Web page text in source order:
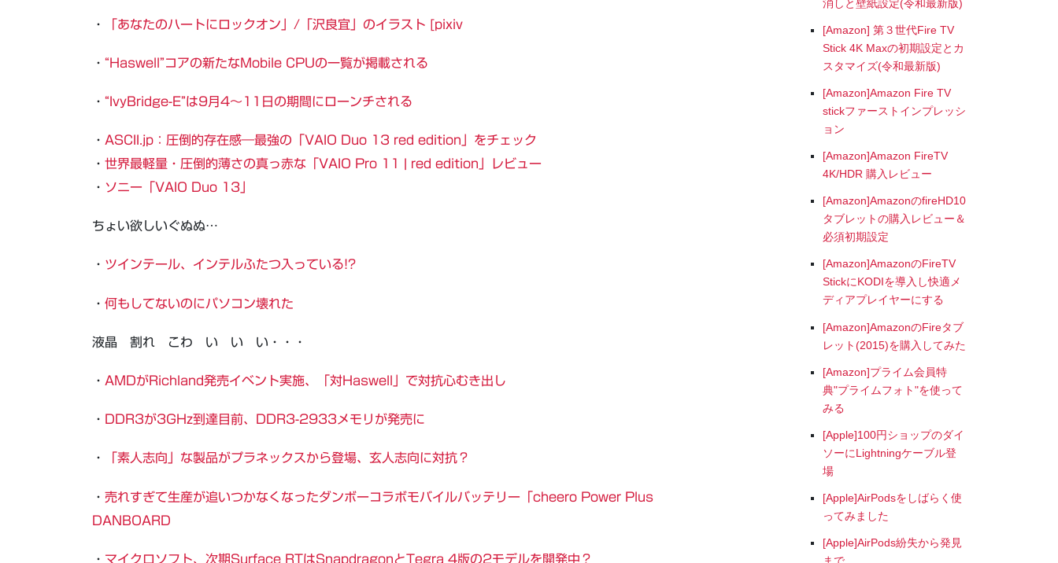
・ 「あなたのハートにロックオン」/「沢良宜」のイラスト [pixiv
・ “Haswell”コアの新たなMobile CPUの一覧が掲載される
・ “IvyBridge-E”は9月4～11日の期間にローンチされる
・ ASCII.jp：圧倒的存在感―最強の「VAIO Duo 13 red edition」をチェック
・ 世界最軽量・圧倒的薄さの真っ赤な「VAIO Pro 11 | red edition」レビュー
・ ソニー「VAIO Duo 13」
ちょい欲しいぐぬぬ…
・ ツインテール、インテルふたつ入っている!?
・ 何もしてないのにパソコン壊れた
液晶 割れ こわ い い い・・・
・ AMDがRichland発売イベント実施、「対Haswell」で対抗心むき出し
・ DDR3が3GHz到達目前、DDR3-2933メモリが発売に
・ 「素人志向」な製品がプラネックスから登場、玄人志向に対抗？
・ 売れすぎて生産が追いつかなくなったダンボーコラボモバイルバッテリー「cheero Power Plus
DANBOARD
・ マイクロソフト、次期Surface RTはSnapdragonとTegra 4版の2モデルを開発中？
消しと壁紙設定(令和最新版)
[Amazon] 第３世代Fire TV
Stick 4K Maxの初期設定とカ
スタマイズ(令和最新版)
[Amazon]Amazon Fire TV
stickファーストインプレッシ
ョン
[Amazon]Amazon FireTV
4K/HDR 購入レビュー
[Amazon]AmazonのfireHD10
タブレットの購入レビュー＆
必須初期設定
[Amazon]AmazonのFireTV
StickにKODIを導入し快適メ
ディアプレイヤーにする
[Amazon]AmazonのFireタブ
レット(2015)を購入してみた
[Amazon]プライム会員特
典"プライムフォト"を使って
みる
[Apple]100円ショップのダイ
ソーにLightningケーブル登
場
[Apple]AirPodsをしばらく使
ってみました
[Apple]AirPods紛失から発見